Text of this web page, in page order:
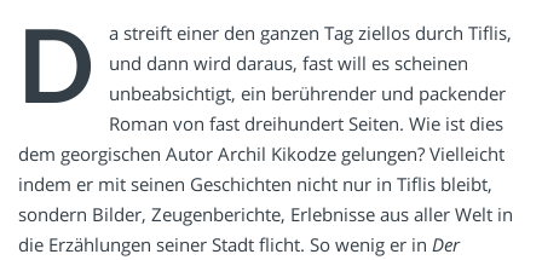
D
a streift einer den ganzen Tag ziellos durch Tiflis,
und dann wird daraus, fast will es scheinen
unbeabsichtigt, ein berührender und packender
Roman von fast dreihundert Seiten. Wie ist dies
dem georgischen Autor Archil Kikodze gelungen? Vielleicht
indem er mit seinen Geschichten nicht nur in Tiflis bleibt,
sondern Bilder, Zeugenberichte, Erlebnisse aus aller Welt in
die Erzählungen seiner Stadt flicht. So wenig er in Der